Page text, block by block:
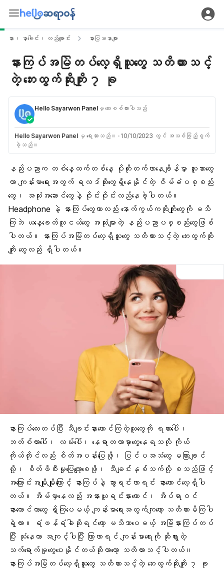
နား၊ နှာခေါင်း၊ လည်ချောင်း နားပြဿနာများ
နားကြပ်အမြဲတပ်လေ့ရှိသူတွေ သတိထားသင့်
တဲ့ ဘေးထွက်ဆိုးကျိုး ၇ ခု
Hello Sayarwon Panelမှ ဆေးစစ်ထားပါသည်
Hello Sayarwon Panelမှ ရေးသားသည်။ · 10/10/2023 တွင် အသစ်ဖြည့်စွက်
ခဲ့သည်။
နည်းပညာက တစ်နေ့ထက်တစ်နေ့ ပိုတိုးတက်လာနေချိန်မှာ လူသားတွေ
ဟာ ကျန်းမာရေး အတွက် ရလဒ်ဆိုးတွေရှိနေနိုင်တဲ့ ဇိမ်ခံပစ္စည်း
တွေ၊ အသုံးအဆောင်တွေနဲ့ ဝိုင်းဝိုင်းလည်နေခဲ့ပါတယ်။
Headphone နဲ့ နားကြပ်တွေဟာလည်း နောက်ကွယ်ကဆိုးကျိုးတွေကို မသိ
ကြဘဲ ယနေ့ခေတ်လူငယ်တွေ အသုံးများတဲ့ နည်းပညာပစ္စည်းတွေဖြစ်
ပါတယ်။ နားကြပ်အမြဲတပ်လေ့ရှိသူတွေ သတိထားသင့်တဲ့ ဘေးထွက်ဆိုး
ကျိုး တွေလည်း ရှိပါတယ်။
နားကြပ်လေးတပ်ပြီး သီချင်းနားထောင်ကြတဲ့သူတွေကို ရထားပေါ်၊
ဘတ်စ်ကားပေါ်၊ လမ်းပေါ်၊ နေရာတကာမှာတွေ့နေရသလို ကိုယ်
ကိုယ်တိုင်လည်း စိတ်အပန်းပြေဖို့၊ ပြင်ပအသံတွေ မကြားချင်
လို့၊
စိတ်ဖိစီးမှုပြေလျော့စေဖို့၊ သီချင်းနှစ်သက်လို့ စသည်ဖြင့်
အကြောင်းအမျိုးမျိုးကြောင့် နားကြပ်နဲ့ သွားရင်းလာရင်း နားထောင်လေ့ရှိပါ
တယ်။ အိမ်မှာနေလည်း အနားယူရင်းနားထောင်၊ အိပ်ရာဝင်
နားထောင်တာတွေ ရှိကြပေမယ့် ကျန်းမာရေးအတွက်ကျတော့ သတိထားမိကြပါ
ရဲ့လား။ ရံဖန်ရံခါဆိုရင်တော့ မသိသာပေမယ့် အမြဲနားကြပ်တပ်
ပြီး သုံးနေတာ အကျင့်ပါပြီး ကြာလာရင် ကျန်းမာရေးကို ဆိုးရွားတဲ့
သက်ရောက်မှုတွေပေးနိုင်တယ်ဆိုတာတော့ သတိထားသင့်ပါတယ်။
နားကြပ်အမြဲတပ်လေ့ရှိသူတွေ သတိထားသင့်တဲ့ ဘေးထွက်ဆိုးကျိုး ၇ ခု